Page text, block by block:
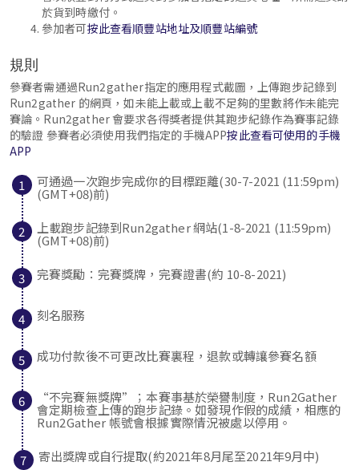
於貨到時繳付。
參加者可按此查看順豐站地址及順豐站編號
規則
參賽者需通過Run2gather指定的應用程式截圖，上傳跑步記錄到
Run2gather 的網頁，如未能上載或上載不足夠的里數將作未能完
賽論。Run2gather 會要求各得獎者提供其跑步紀錄作為賽事記錄
的驗證 參賽者必須使用我們指定的手機APP按此查看可使用的手機
APP
可通過一次跑步完成你的目標距離(30-7-2021 (11:59pm)
(GMT+08)前)
上載跑步記錄到Run2gather 網站(1-8-2021 (11:59pm)
(GMT+08)前)
完賽獎勵：完賽獎牌，完賽證書(約 10-8-2021)
刻名服務
成功付款後不可更改比賽裏程，退款或轉讓參賽名額
“不完賽無獎牌” ；本賽事基於榮譽制度，Run2Gather
會定期檢查上傳的跑步記錄。如發現作假的成績，相應的
Run2Gather 帳號會根據實際情況被處以停用。
寄出獎牌或自行提取(約2021年8月尾至2021年9月中)